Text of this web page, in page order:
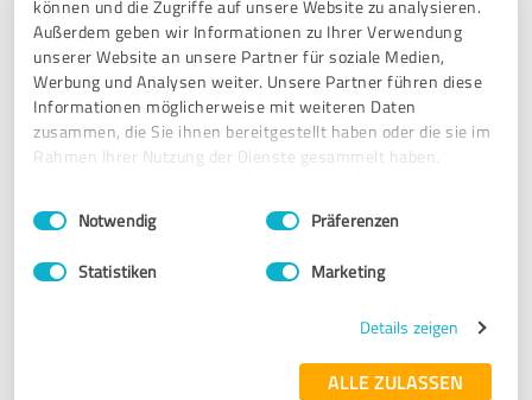
können und die Zugriffe auf unsere Website zu analysieren.
Außerdem geben wir Informationen zu Ihrer Verwendung
unserer Website an unsere Partner für soziale Medien,
Werbung und Analysen weiter. Unsere Partner führen diese
Informationen möglicherweise mit weiteren Daten
zusammen, die Sie ihnen bereitgestellt haben oder die sie im
Rahmen Ihrer Nutzung der Dienste gesammelt haben.
Impressum Datenschutzbestimmungen
Einwilligungsauswahl
Notwendig Präferenzen
Statistiken Marketing
Details zeigen
ALLE ZULASSEN
weiterempfehlen,. Er ist sehr kompetent, in semer
Beratung und Empfehlungen.
Ronny berät nicht um zuverkaufen, sondern berät einen,
was wirklich für einen Sinn macht, ohne dabei aufdringlich
zu sein.
Was man heute leider sehr selten hat. Die Produkte die
von hoher Qualität sind.. Ich werde auf jeden Fall weiterhin
mit ihm zusammen arbeiten.